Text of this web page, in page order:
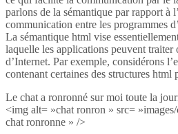
parlons de la sémantique par rapport à
communication entre les programmes
La sémantique html vise
laquelle les applications peuvent traiter
d’Internet. Par exemple, considérons
contenant certaines des structures html
Le chat a ronronné sur moi toute la
<img alt= »chat ronron » src=
chat ronronne » />